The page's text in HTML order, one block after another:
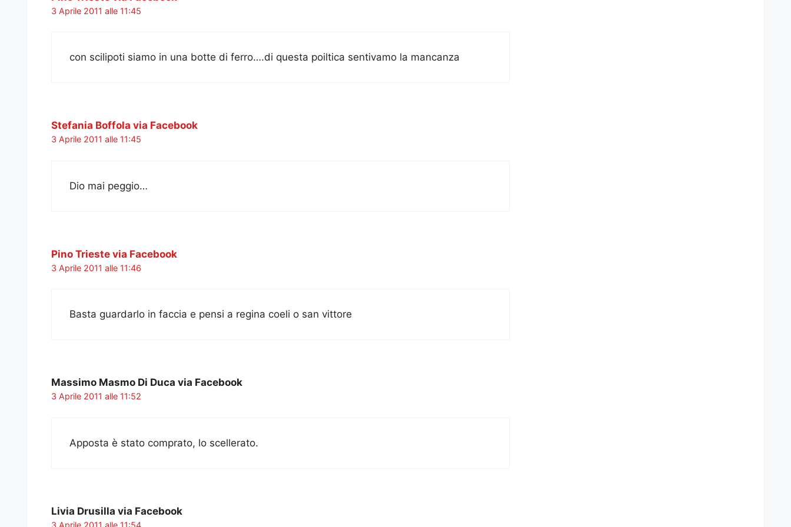
3 Aprile 2011 alle 11:45
con scilipoti siamo in una botte di ferro….di questa poiltica sentivamo la mancanza
Stefania Boffola via Facebook
3 Aprile 2011 alle 11:45
Dio mai peggio…
Pino Trieste via Facebook
3 Aprile 2011 alle 11:46
Basta guardarlo in faccia e pensi a regina coeli o san vittore
Massimo Masmo Di Duca via Facebook
3 Aprile 2011 alle 11:52
Apposta è stato comprato, lo scellerato.
Livia Drusilla via Facebook
3 Aprile 2011 alle 11:54